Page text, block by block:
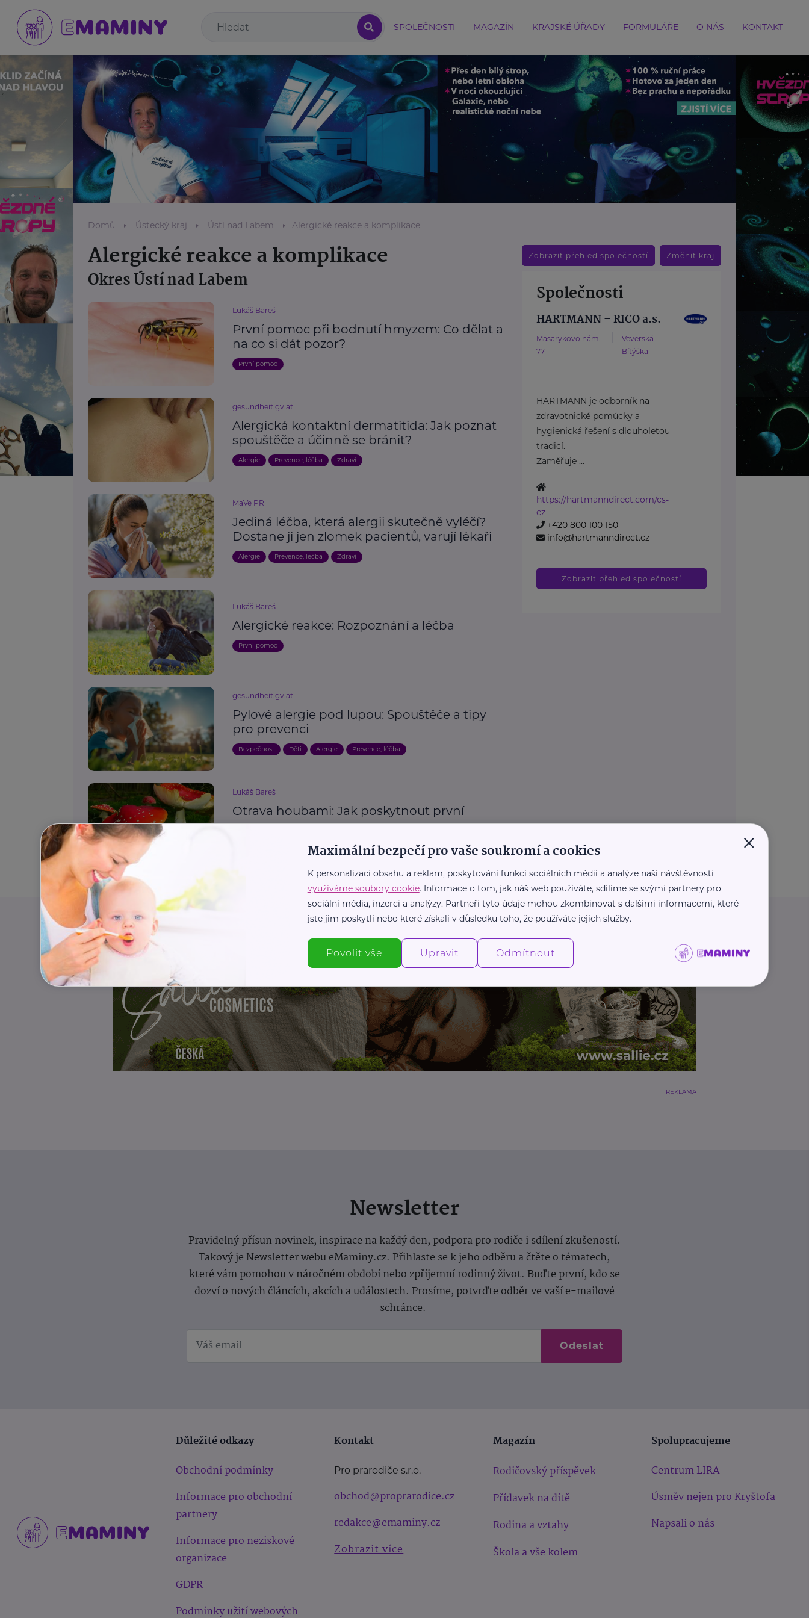
SPOLEČNOSTI MAGAZÍN KRAJSKÉ ÚŘADY FORMULÁŘE O NÁS KONTAKT
Domů Ústecký kraj Ústí nad Labem Alergické reakce a komplikace
Alergické reakce a komplikace
Okres Ústí nad Labem
Lukáš Bareš
První pomoc při bodnutí hmyzem: Co dělat a
na co si dát pozor?
První pomoc
gesundheit.gv.at
Alergická kontaktní dermatitida: Jak poznat
spouštěče a účinně se bránit?
Alergie Prevence, léčba Zdraví
MaVe PR
Jediná léčba, která alergii skutečně vyléčí?
Dostane ji jen zlomek pacientů, varují lékaři
Alergie Prevence, léčba Zdraví
Lukáš Bareš
Alergické reakce: Rozpoznání a léčba
První pomoc
gesundheit.gv.at
Pylové alergie pod lupou: Spouštěče a tipy
pro prevenci
Bezpečnost Děti Alergie Prevence, léčba
Lukáš Bareš
Otrava houbami: Jak poskytnout první
pomoc
Další články
Zobrazit přehled společností Změnit kraj
Společnosti
HARTMANN – RICO a.s.
Masarykovo nám.
77
Veverská
Bítýška
HARTMANN je odborník na
zdravotnické pomůcky a
hygienická řešení s dlouholetou
tradicí.
Zaměřuje ...
https://hartmanndirect.com/cs-
cz
+420 800 100 150
info@hartmanndirect.cz
Zobrazit přehled společností
REKLAMA
Newsletter
Pravidelný přísun novinek, inspirace na každý den, podpora pro rodiče i sdílení zkušeností.
Takový je Newsletter webu eMaminy.cz. Přihlaste se k jeho odběru a čtěte o tématech,
které vám pomohou v náročném období nebo zpříjemní rodinný život. Buďte první, kdo se
dozví o nových článcích, akcích a událostech. Prosíme, potvrďte odběr ve vaší e-mailové
schránce.
Odeslat
Důležité odkazy
Obchodní podmínky
Informace pro obchodní
partnery
Informace pro neziskové
organizace
GDPR
Podmínky užití webových
Kontakt
Pro prarodiče s.r.o.
obchod@proprarodice.cz
redakce@emaminy.cz
Zobrazit více
Magazín
Rodičovský příspěvek
Přídavek na dítě
Rodina a vztahy
Škola a vše kolem
Spolupracujeme
Centrum LIRA
Úsměv nejen pro Kryštofa
Napsali o nás
×
Maximální bezpečí pro vaše soukromí a cookies
K personalizaci obsahu a reklam, poskytování funkcí sociálních médií a analýze naší návštěvnosti
využíváme soubory cookie. Informace o tom, jak náš web používáte, sdílíme se svými partnery pro
sociální média, inzerci a analýzy. Partneři tyto údaje mohou zkombinovat s dalšími informacemi, které
jste jim poskytli nebo které získali v důsledku toho, že používáte jejich služby.
Povolit vše Upravit Odmítnout